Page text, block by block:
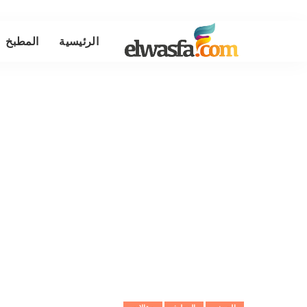
الرئيسية المطبخ